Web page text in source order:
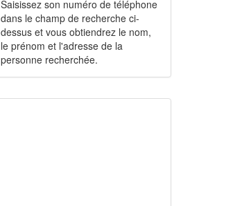
Saisissez son numéro de téléphone
dans le champ de recherche ci-
dessus et vous obtiendrez le nom,
le prénom et l'adresse de la
personne recherchée.